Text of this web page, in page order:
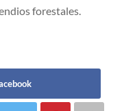
forestales.